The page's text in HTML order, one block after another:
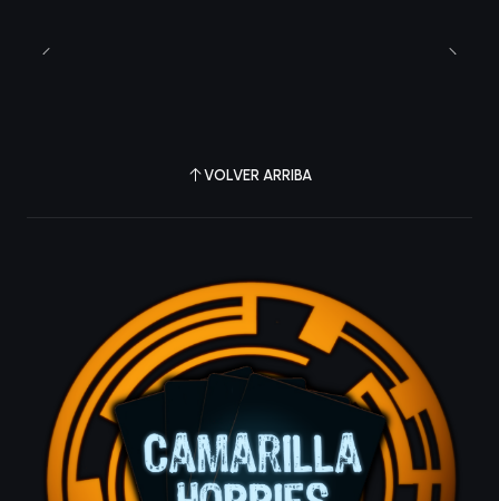
VOLVER ARRIBA